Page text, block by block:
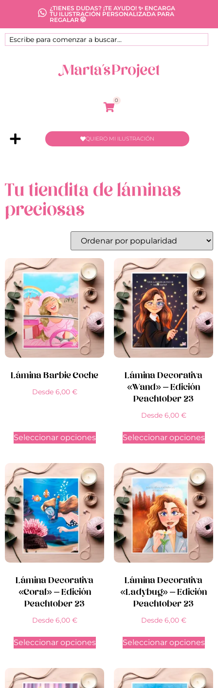
¿TIENES DUDAS? ¡TE AYUDO! ✨ ENCARGA
TU ILUSTRACIÓN PERSONALIZADA PARA
REGALAR 🤭
0
QUIERO MI ILUSTRACIÓN
Tu tiendita de láminas
preciosas
Lámina Barbie Coche
Desde 6,00 €
Seleccionar opciones
Lámina Decorativa
«Wand» – Edición
Peachtober 23
Desde 6,00 €
Seleccionar opciones
Lámina Decorativa
«Coral» – Edición
Peachtober 23
Desde 6,00 €
Seleccionar opciones
Lámina Decorativa
«Ladybug» – Edición
Peachtober 23
Desde 6,00 €
Seleccionar opciones